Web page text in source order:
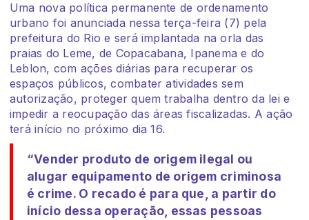
Uma nova política permanente de ordenamento
urbano foi anunciada nessa terça-feira (7) pela
prefeitura do Rio e será implantada na orla das
praias do Leme, de Copacabana, Ipanema e do
Leblon, com ações diárias para recuperar os
espaços públicos, combater atividades sem
autorização, proteger quem trabalha dentro da lei e
impedir a reocupação das áreas fiscalizadas. A ação
terá início no próximo dia 16.
“Vender produto de origem ilegal ou
alugar equipamento de origem criminosa
é crime. O recado é para que, a partir do
início dessa operação, essas pessoas